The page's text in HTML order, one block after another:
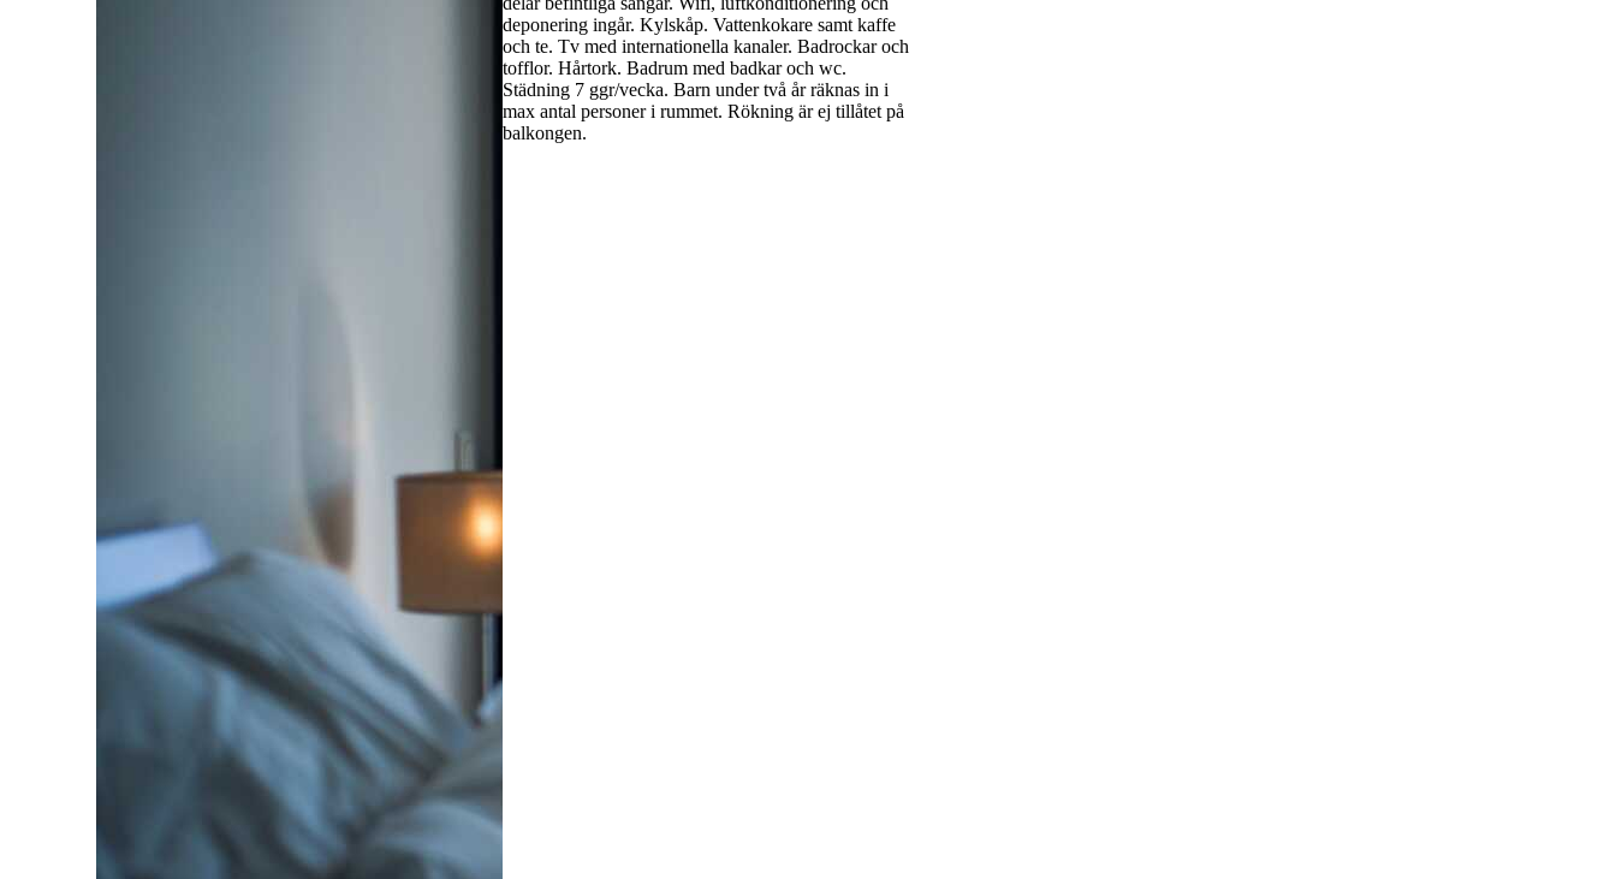
deponering ingår. Kylskåp. Vattenkokare samt kaffe
och te. Tv med internationella kanaler. Badrockar och
tofflor. Hårtork. Badrum med badkar och wc.
Städning 7 ggr/vecka. Barn under två år räknas in i
max antal personer i rummet. Rökning är ej tillåtet på
balkongen.